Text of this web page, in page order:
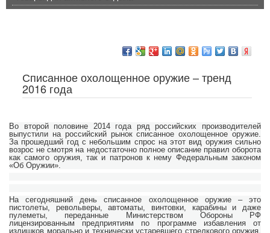
Списанное охолощенное оружие – тренд
2016 года
Во второй половине 2014 года ряд российских производителей
выпустили на российский рынок списанное охолощенное оружие.
За прошедший год с небольшим спрос на этот вид оружия сильно
возрос не смотря на недостаточно полное описание правил оборота
как самого оружия, так и патронов к нему Федеральным законом
«Об Оружии».
На сегодняшний день списанное охолощенное оружие – это
пистолеты, револьверы, автоматы, винтовки, карабины и даже
пулеметы, переданные Министерством Обороны РФ
лицензированным предприятиям по программе избавления от
излишков морально и технически устаревшего стрелкового оружия.